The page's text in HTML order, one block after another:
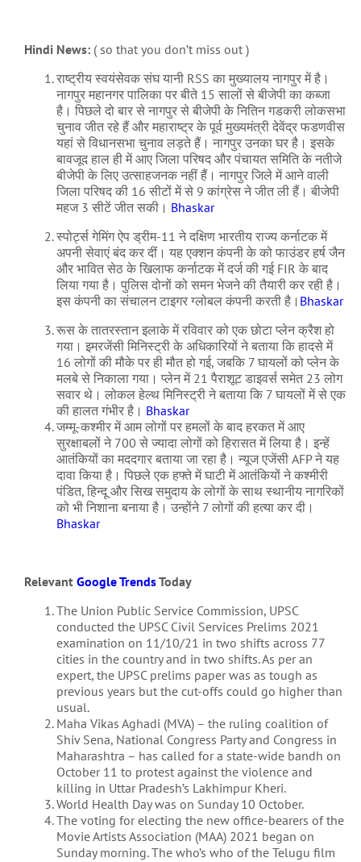
Hindi News: ( so that you don’t miss out )
राष्ट्रीय स्वयंसेवक संघ यानी RSS का मुख्यालय नागपुर में है।
नागपुर महानगर पालिका पर बीते 15 सालों से बीजेपी का कब्जा
है। पिछले दो बार से नागपुर से बीजेपी के नितिन गडकरी लोकसभा
चुनाव जीत रहे हैं और महाराष्ट्र के पूर्व मुख्यमंत्री देवेंद्र फडणवीस
यहां से विधानसभा चुनाव लड़ते हैं। नागपुर उनका घर है। इसके
बावजूद हाल ही में आए जिला परिषद और पंचायत समिति के नतीजे
बीजेपी के लिए उत्साहजनक नहीं हैं। नागपुर जिले में आने वाली
जिला परिषद की 16 सीटों में से 9 कांग्रेस ने जीत ली हैं। बीजेपी
महज 3 सीटें जीत सकी। Bhaskar
स्पोर्ट्स गेमिंग ऐप ड्रीम-11 ने दक्षिण भारतीय राज्य कर्नाटक में
अपनी सेवाएं बंद कर दीं। यह एक्शन कंपनी के को फाउंडर हर्ष जैन
और भावित सेठ के खिलाफ कर्नाटक में दर्ज की गई FIR के बाद
लिया गया है। पुलिस दोनों को समन भेजने की तैयारी कर रही है।
इस कंपनी का संचालन टाइगर ग्लोबल कंपनी करती है। Bhaskar
रूस के तातरस्तान इलाके में रविवार को एक छोटा प्लेन क्रैश हो
गया। इमरजेंसी मिनिस्ट्री के अधिकारियों ने बताया कि हादसे में
16 लोगों की मौके पर ही मौत हो गई, जबकि 7 घायलों को प्लेन के
मलबे से निकाला गया। प्लेन में 21 पैराशूट डाइवर्स समेत 23 लोग
सवार थे। लोकल हेल्थ मिनिस्ट्री ने बताया कि 7 घायलों में से एक
की हालत गंभीर है। Bhaskar
जम्मू-कश्मीर में आम लोगों पर हमलों के बाद हरकत में आए
सुरक्षाबलों ने 700 से ज्यादा लोगों को हिरासत में लिया है। इन्हें
आतंकियों का मददगार बताया जा रहा है। न्यूज एजेंसी AFP ने यह
दावा किया है। पिछले एक हफ्ते में घाटी में आतंकियों ने कश्मीरी
पंडित, हिन्दू और सिख समुदाय के लोगों के साथ स्थानीय नागरिकों
को भी निशाना बनाया है। उन्होंने 7 लोगों की हत्या कर दी।
Bhaskar
Relevant Google TrendsToday
The Union Public Service Commission, UPSC
conducted the UPSC Civil Services Prelims 2021
examination on 11/10/21 in two shifts across 77
cities in the country and in two shifts. As per an
expert, the UPSC prelims paper was as tough as
previous years but the cut-offs could go higher than
usual.
Maha Vikas Aghadi (MVA) – the ruling coalition of
Shiv Sena, National Congress Party and Congress in
Maharashtra – has called for a state-wide bandh on
October 11 to protest against the violence and
killing in Uttar Pradesh’s Lakhimpur Kheri.
World Health Day was on Sunday 10 October.
The voting for electing the new office-bearers of the
Movie Artists Association (MAA) 2021 began on
Sunday morning. The who’s who of the Telugu film